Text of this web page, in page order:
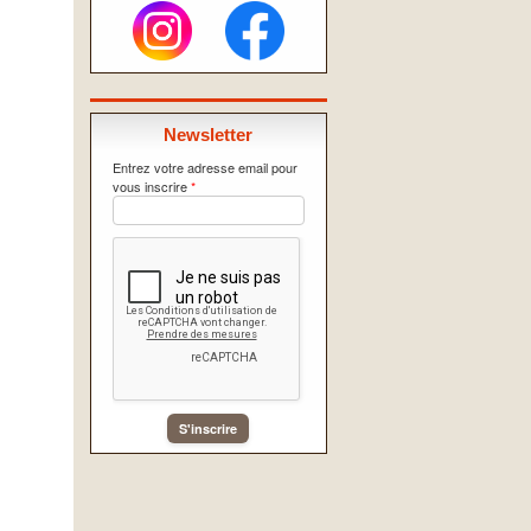
Newsletter
Entrez votre adresse email pour
vous inscrire*
S'inscrire